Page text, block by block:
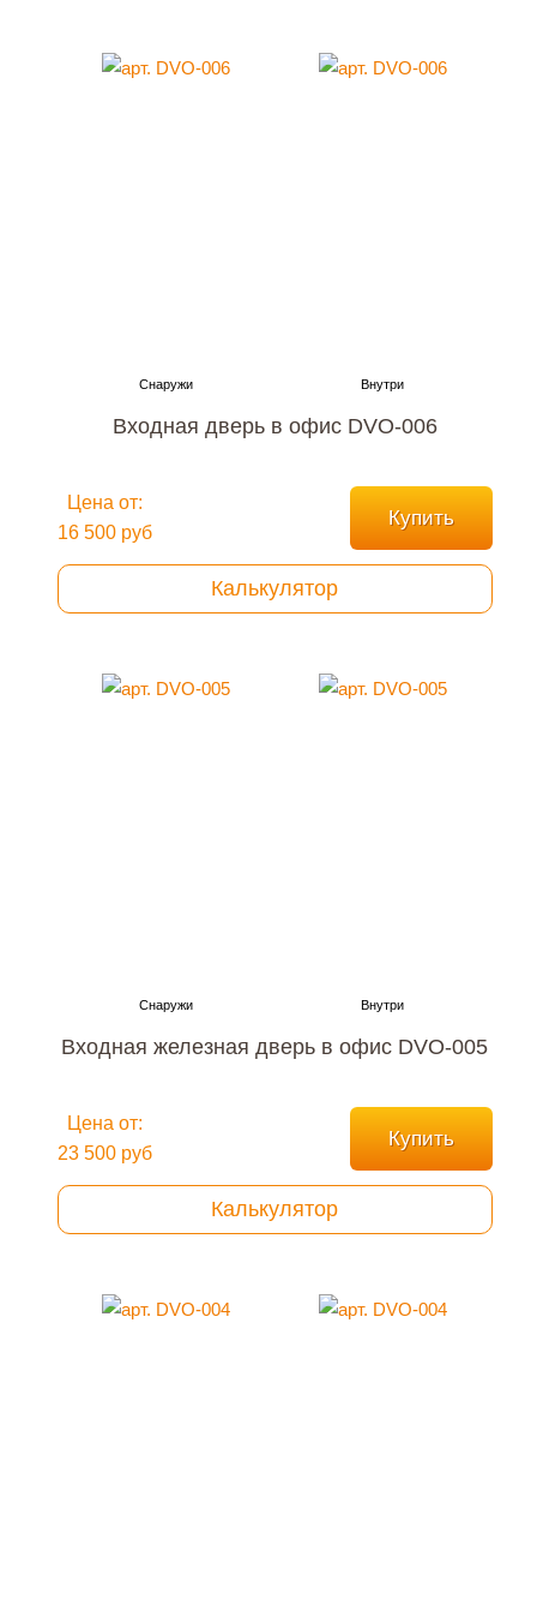
Входная дверь в офис DVO-006
Цена от:
16 500 руб
Купить
Калькулятор
Входная железная дверь в офис DVO-005
Цена от:
23 500 руб
Купить
Калькулятор